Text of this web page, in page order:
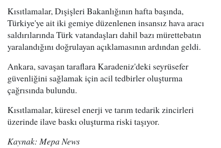
Kısıtlamalar, Dışişleri Bakanlığının hafta başında,
Türkiye'ye ait iki gemiye düzenlenen insansız hava aracı
saldırılarında Türk vatandaşları dahil bazı mürettebatın
yaralandığını doğrulayan açıklamasının ardından geldi.
Ankara, savaşan taraflara Karadeniz'deki seyrüsefer
güvenliğini sağlamak için acil tedbirler oluşturma
çağrısında bulundu.
Kısıtlamalar, küresel enerji ve tarım tedarik zincirleri
üzerinde ilave baskı oluşturma riski taşıyor.
Kaynak: Mepa News